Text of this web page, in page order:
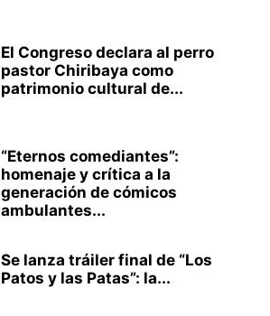
El Congreso declara al perro
pastor Chiribaya como
patrimonio cultural de...
“Eternos comediantes”:
homenaje y crítica a la
generación de cómicos
ambulantes...
Se lanza tráiler final de “Los
Patos y las Patas”: la...